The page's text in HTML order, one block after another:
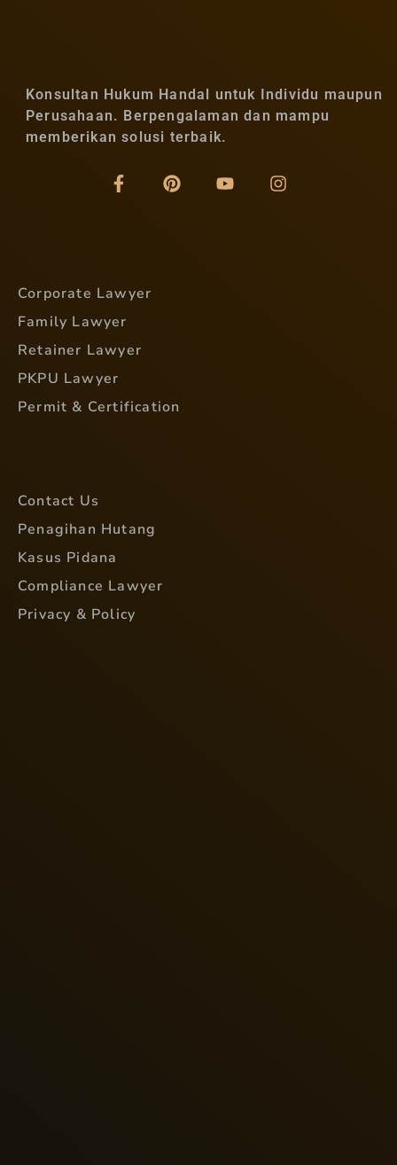
Konsultan Hukum Handal untuk Individu maupun
Perusahaan. Berpengalaman dan mampu
memberikan solusi terbaik.
Corporate Lawyer
Family Lawyer
Retainer Lawyer
PKPU Lawyer
Permit & Certification
Contact Us
Penagihan Hutang
Kasus Pidana
Compliance Lawyer
Privacy & Policy